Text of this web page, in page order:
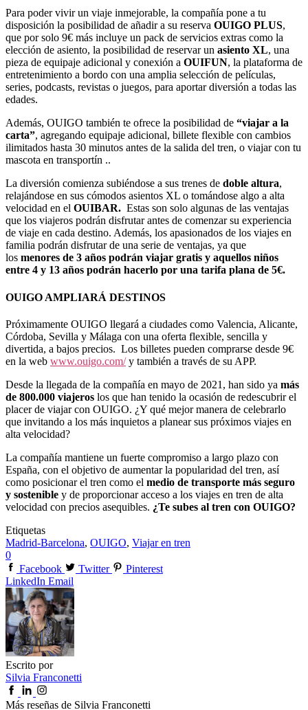
Para poder vivir un viaje inmejorable, la compañía pone a tu
disposición la posibilidad de añadir a su reserva OUIGO PLUS,
que por solo 9€ más incluye un pack de servicios extras como la
elección de asiento, la posibilidad de reservar un asiento XL, una
pieza de equipaje adicional y conexión a OUIFUN, la plataforma de
entretenimiento a bordo con una amplia selección de películas,
series, podcasts, revistas o juegos, para aportar diversión a todas las
edades.
Además, OUIGO también te ofrece la posibilidad de “viajar a la
carta”, agregando equipaje adicional, billete flexible con cambios
ilimitados hasta 30 minutos antes de la salida del tren, o viajar con tu
mascota en transportín ..
La diversión comienza subiéndose a sus trenes de doble altura,
relajándose en sus cómodos asientos XL o tomándose algo a alta
velocidad en el OUIBAR. Estas son solo algunas de las ventajas
que los viajeros podrán disfrutar antes de comenzar su experiencia
de viaje en cada destino. Además, los apasionados de los viajes en
familia podrán disfrutar de una serie de ventajas, ya que
los menores de 3 años podrán viajar gratis y aquellos niños
entre 4 y 13 años podrán hacerlo por una tarifa plana de 5€.
OUIGO AMPLIARÁ DESTINOS
Próximamente OUIGO llegará a ciudades como Valencia, Alicante,
Córdoba, Sevilla y Málaga con una oferta flexible, sencilla y
divertida, a bajos precios. Los billetes pueden comprarse desde 9€
en la web www.ouigo.com/y también a través de su APP.
Desde la llegada de la compañía en mayo de 2021, han sido ya más
de 800.000 viajeros los que han tenido la ocasión de redescubrir el
placer de viajar con OUIGO. ¿Y qué mejor manera de celebrarlo
que invitando a los más inquietos a planear sus próximos viajes en
alta velocidad?
La compañía mantiene un fuerte compromiso a largo plazo con
España, con el objetivo de aumentar la popularidad del tren, así
como posicionar el tren como el medio de transporte más seguro
y sostenible y de proporcionar acceso a los viajes en tren de alta
velocidad con precios asequibles. ¿Te subes al tren con OUIGO?
Etiquetas
Madrid-Barcelona, OUIGO, Viajar en tren
0
Facebook
Twitter
Pinterest
LinkedIn Email
Escrito por
Silvia Franconetti
Más reseñas de Silvia Franconetti